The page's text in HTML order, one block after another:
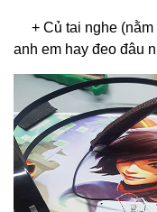
+ Củ tai nghe (nằm
anh em hay đeo đâu